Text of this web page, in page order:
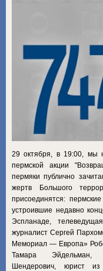
29 октября, в 19:00, мы
пермской акции
пермяки публично
жертв Большого
присоединятся:
устроившие недавно
Эспланаде,
журналист Сергей
Мемориал — Европа»
Тамара Эйдельман,
Шендерович, юрист